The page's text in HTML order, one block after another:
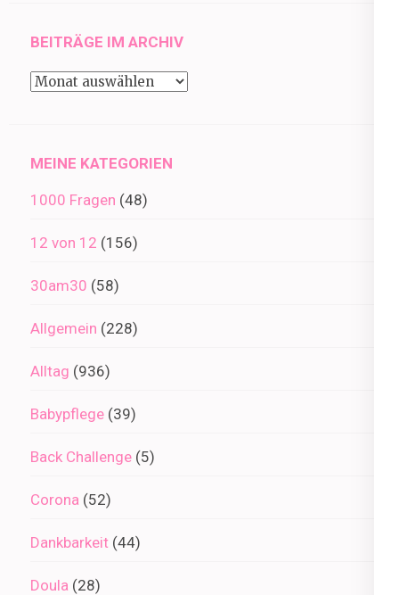
BEITRÄGE IM ARCHIV
Beiträge
MEINE KATEGORIEN
1000 Fragen (48)
12 von 12 (156)
30am30 (58)
Allgemein (228)
Alltag (936)
Babypflege (39)
Back Challenge (5)
Corona (52)
Dankbarkeit (44)
Doula (28)